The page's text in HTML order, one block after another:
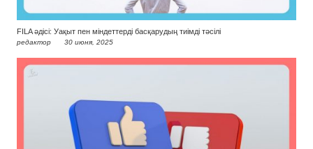
FILA әдісі: Уақыт пен міндеттерді басқарудың тиімді тәсілі
редактор 30 июня, 2025